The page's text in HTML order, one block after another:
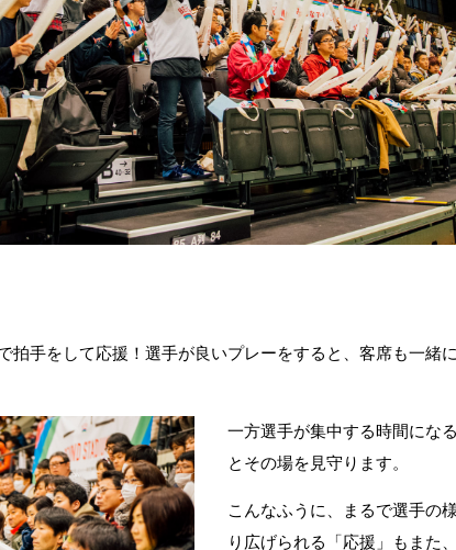
拍手をして応援！選手が良いプレーをすると、客席も一緒
一方選手が集中する時間にな
とその場を見守ります。
こんなふうに、まるで選手の
り広げられる「応援」もまた